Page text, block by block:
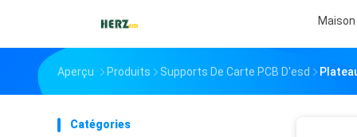
Maison
Aperçu Produits Supports De Carte PCB D'esd
Catégories